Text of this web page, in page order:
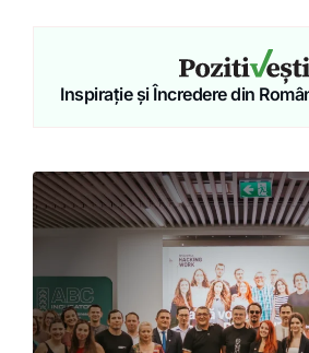
Inspirație și Încredere din